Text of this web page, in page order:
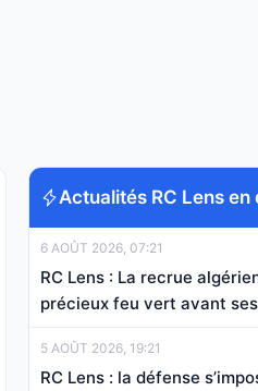
Actualités RC Lens
6 AOÛT 2026, 07:21
RC Lens : La recrue
précieux feu vert avant
5 AOÛT 2026, 19:21
RC Lens : la défense